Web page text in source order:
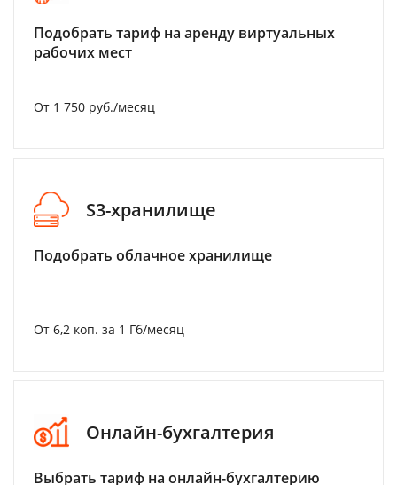
Подобрать тариф на аренду виртуальных
рабочих мест
От 1 750 руб./месяц
S3-хранилище
Подобрать облачное хранилище
От 6,2 коп. за 1 Гб/месяц
Онлайн-бухгалтерия
Выбрать тариф на онлайн-бухгалтерию